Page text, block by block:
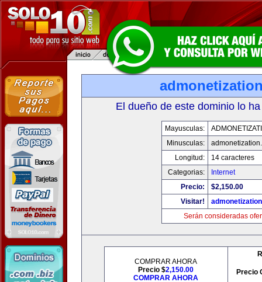
El dueño de este dominio lo
Mayusculas:
Minusculas:
Longitud:
14 caracteres
Categorias:
Internet
Precio:
$2,150.00
Visitar!
Serán consideradas
COMPRAR AHORA
Precio $2,150.00
COMPRAR AHORA
Precio